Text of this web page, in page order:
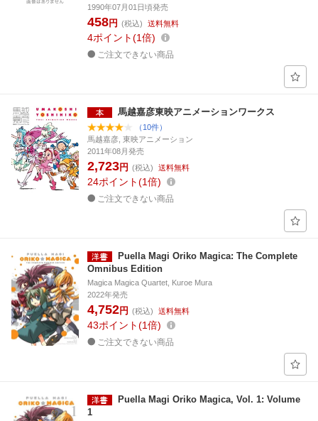
1990年07月01日頃発売
458円 (税込) 送料無料
4ポイント 1倍
ご注文できない商品
馬越嘉彦東映アニメーションワークス
（10件）
馬越嘉彦, 東映アニメーション
2011年08月発売
2,723円 (税込) 送料無料
24ポイント 1倍
ご注文できない商品
Puella Magi Oriko Magica: The Complete
Omnibus Edition
Magica Magica Quartet, Kuroe Mura
2022年発売
4,752円 (税込) 送料無料
43ポイント 1倍
ご注文できない商品
Puella Magi Oriko Magica, Vol. 1: Volume
1